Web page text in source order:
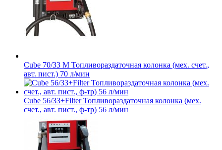
Cube 70/33 M Топливораздаточная колонка (мех. cчет.,
авт. пист.) 70 л/мин
Cube 56/33+Filter Топливораздаточная колонка (мех.
счет., авт. пист., ф-тр) 56 л/мин